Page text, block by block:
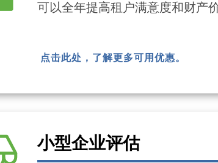
可以全年提高租户满意度和财产
点击此处，了解更多可用优惠。
小型企业评估